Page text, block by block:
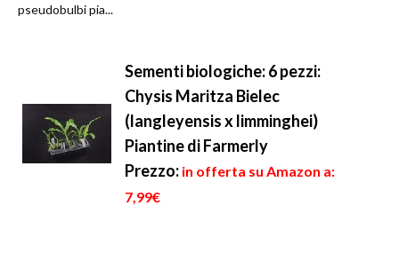
pseudobulbi pia...
Sementi biologiche: 6 pezzi:
Chysis Maritza Bielec
(langleyensis x limminghei)
Piantine di Farmerly
Prezzo: in offerta su Amazon a:
7,99€